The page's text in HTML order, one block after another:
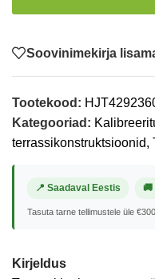
Soovinimekirja
Tootekood:
Kategooriad:
terrassikonstruktsioonid,
📍 Saadaval Eestis 🚚
Tasuta tarne tellimustele üle
Kirjeldus